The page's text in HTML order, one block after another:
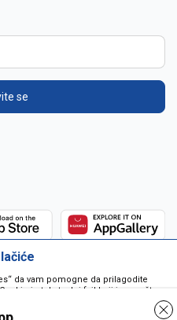
se
da vam pomogne da prilagodite
je tekstualni fajl koji je smešten
vašem računaru. Cookie-i su